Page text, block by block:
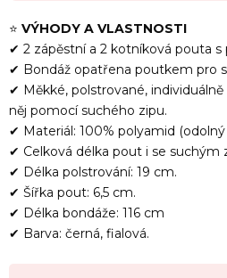
⭐ VÝHODY A VLASTNOSTI
✔ 2 zápěstní a 2 kotníková pouta s
✔ Bondáž opatřena poutkem pro
✔ Měkké, polstrované,
něj pomocí suchého zipu.
✔ Materiál: 100% polyamid
✔ Celková délka pout i se suchým
✔ Délka polstrování: 19 cm.
✔ Šířka pout: 6,5 cm.
✔ Délka bondáže: 116 cm
✔ Barva: černá, fialová.